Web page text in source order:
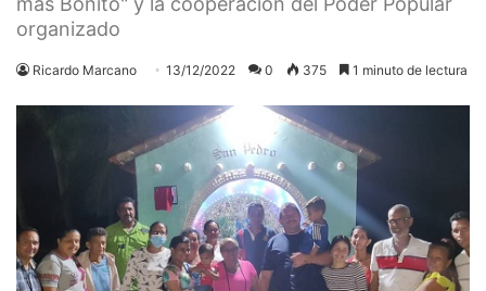
organizado
Ricardo Marcano 13/12/2022 0 375 1 minuto de lectura